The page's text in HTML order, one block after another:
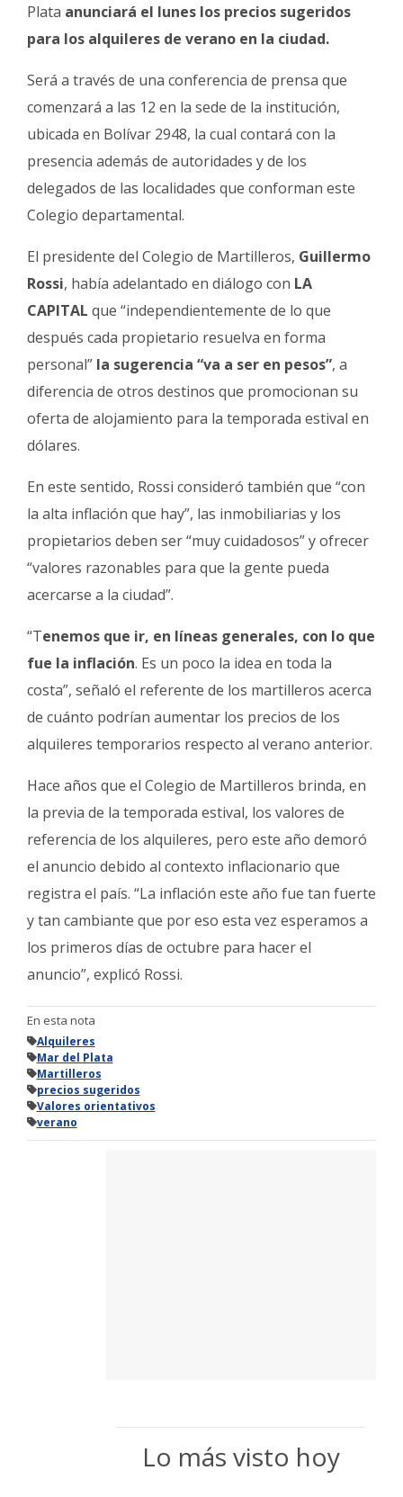
Plata anunciará el lunes los precios sugeridos
para los alquileres de verano en la ciudad.
Será a través de una conferencia de prensa que
comenzará a las 12 en la sede de la institución,
ubicada en Bolívar 2948, la cual contará con la
presencia además de autoridades y de los
delegados de las localidades que conforman este
Colegio departamental.
El presidente del Colegio de Martilleros, Guillermo
Rossi, había adelantado en diálogo con LA
CAPITAL que “independientemente de lo que
después cada propietario resuelva en forma
personal” la sugerencia “va a ser en pesos”, a
diferencia de otros destinos que promocionan su
oferta de alojamiento para la temporada estival en
dólares.
En este sentido, Rossi consideró también que “con
la alta inflación que hay”, las inmobiliarias y los
propietarios deben ser “muy cuidadosos” y ofrecer
“valores razonables para que la gente pueda
acercarse a la ciudad”.
“Tenemos que ir, en líneas generales, con lo que
fue la inflación. Es un poco la idea en toda la
costa”, señaló el referente de los martilleros acerca
de cuánto podrían aumentar los precios de los
alquileres temporarios respecto al verano anterior.
Hace años que el Colegio de Martilleros brinda, en
la previa de la temporada estival, los valores de
referencia de los alquileres, pero este año demoró
el anuncio debido al contexto inflacionario que
registra el país. “La inflación este año fue tan fuerte
y tan cambiante que por eso esta vez esperamos a
los primeros días de octubre para hacer el
anuncio”, explicó Rossi.
En esta nota
Alquileres
Mar del Plata
Martilleros
precios sugeridos
Valores orientativos
verano
Lo más visto hoy